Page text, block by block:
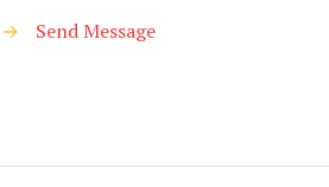
→
Send Message